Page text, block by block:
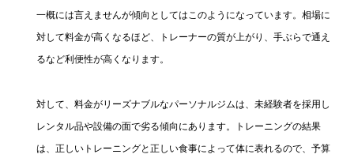
一概には言えませんが傾向としてはこのようになっています。相場に
対して料金が高くなるほど、トレーナーの質が上がり、手ぶらで通え
るなど利便性が高くなります。
対して、料金がリーズナブルなパーソナルジムは、未経験者を採用し
レンタル品や設備の面で劣る傾向にあります。トレーニングの結果
は、正しいトレーニングと正しい食事によって体に表れるので、予算